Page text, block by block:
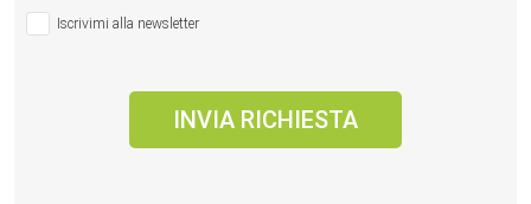
Iscrivimi alla newsletter